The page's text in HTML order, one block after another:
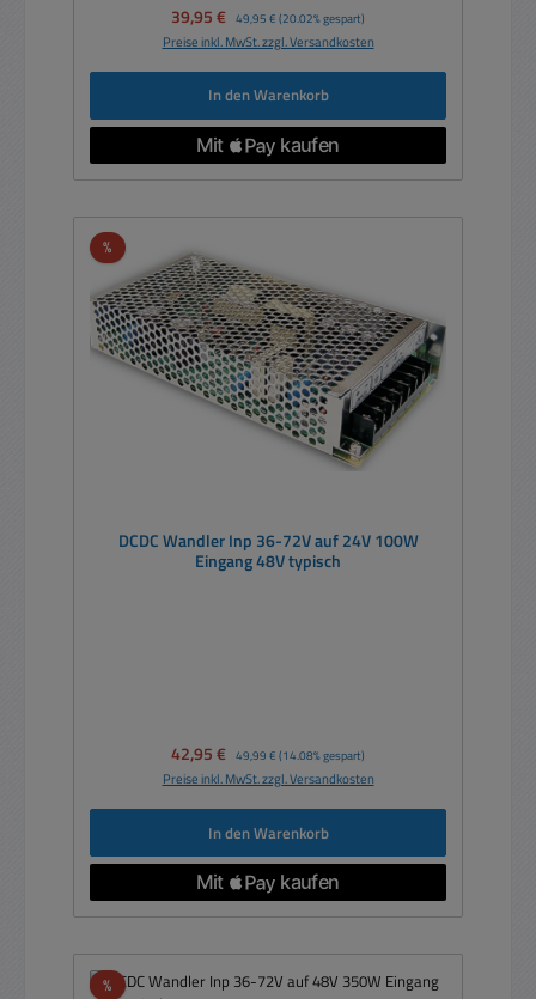
Verkaufspreis:
39,95 € Regulärer Preis:
49,95 € (20.02% gespart)
Preise inkl. MwSt. zzgl. Versandkosten
In den Warenkorb
%Rabatt
DCDC Wandler Inp 36-72V auf 24V 100W
Eingang 48V typisch
Verkaufspreis:
42,95 € Regulärer Preis:
49,99 € (14.08% gespart)
Preise inkl. MwSt. zzgl. Versandkosten
In den Warenkorb
%Rabatt